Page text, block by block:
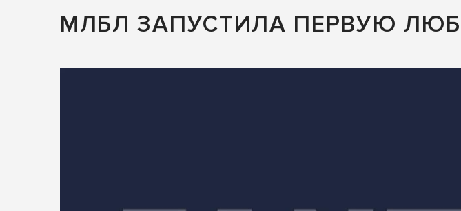
МЛБЛ ЗАПУСТИЛА ПЕРВУЮ